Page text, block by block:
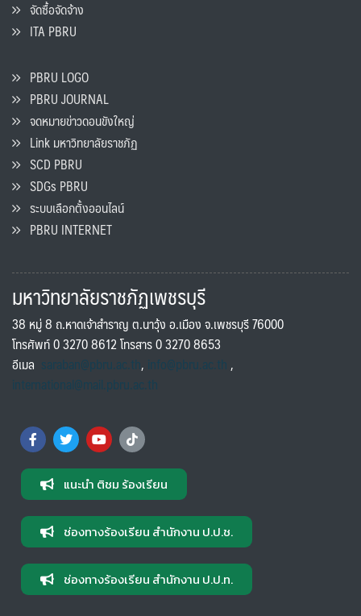
จัดซื้อจัดจ้าง
ITA PBRU
PBRU LOGO
PBRU JOURNAL
จดหมายข่าวดอนขังใหญ่
Link มหาวิทยาลัยราชภัฏ
SCD PBRU
SDGs PBRU
ระบบเลือกตั้งออนไลน์
PBRU INTERNET
มหาวิทยาลัยราชภัฏเพชรบุรี
38 หมู่ 8 ถ.หาดเจ้าสำราญ ต.นาวุ้ง อ.เมือง จ.เพชรบุรี 76000
โทรศัพท์ 0 3270 8612 โทรสาร 0 3270 8653
อีเมล saraban@pbru.ac.th, info@pbru.ac.th,
international@mail.pbru.ac.th
แนะนำ ติชม ร้องเรียน
ช่องทางร้องเรียน สำนักงาน ป.ป.ช.
ช่องทางร้องเรียน สำนักงาน ป.ป.ท.